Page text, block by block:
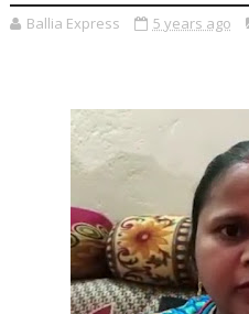
Ballia Express 5 years ago